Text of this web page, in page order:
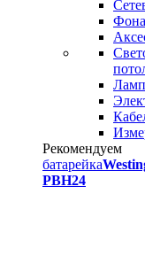
Рекомендуем
батарейка
PBH24